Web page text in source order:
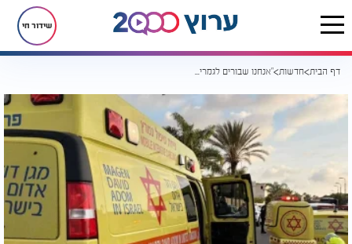
שידור חי
דף הבית חדשות "אנחנו שבורים לגמרי": האב נפרד מבנו הקטן שנהרג בתאונה אתמול